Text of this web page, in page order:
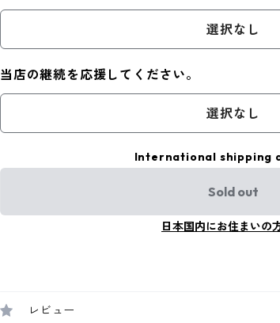
選択なし
当店の継続を応援してください。
選択なし
International shipping
Sold out
日本国内にお住まいの
レビュー